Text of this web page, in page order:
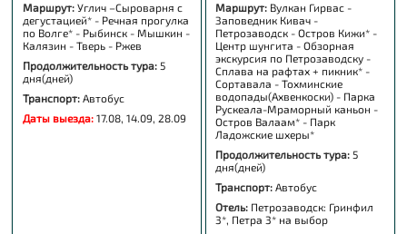
Маршрут: Углич –Сыроварня с
дегустацией* - Речная прогулка
по Волге* - Рыбинск - Мышкин -
Калязин - Тверь - Ржев
Продолжительность тура: 5
дня(дней)
Транспорт: Автобус
Даты выезда: 17.08, 14.09, 28.09
Маршрут: Вулкан Гирвас -
Заповедник Кивач -
Петрозаводск - Остров Кижи* -
Центр шунгита - Обзорная
экскурсия по Петрозаводску -
Сплава на рафтах + пикник* -
Сортавала - Тохминские
водопады(Ахвенкоски) - Парка
Рускеала-Мраморный каньон -
Остров Валаам* - Парк
Ладожские шхеры*
Продолжительность тура: 5
дня(дней)
Транспорт:Автобус
Отель: Петрозаводск: Гринфил
3*, Петра 3* на выбор